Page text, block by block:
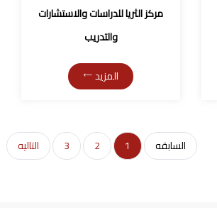
مركز الثريا للدراسات والاستشارات
والتدريب
المزيد
السابقه 1
2
3 التاليه